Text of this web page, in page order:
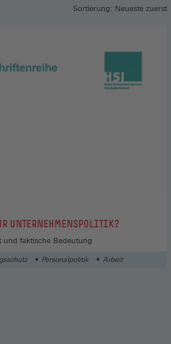
Sortierung: Neueste zuerst
UNTERNEHMENSPOLITIK?
und faktische Bedeutung
Personalpolitik Arbeit